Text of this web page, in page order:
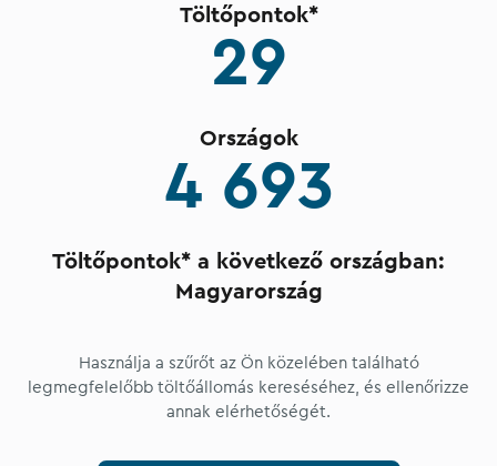
Töltőpontok*
29
Országok
4 693
Töltőpontok* a következő országban:
Magyarország
Használja a szűrőt az Ön közelében található
legmegfelelőbb töltőállomás kereséséhez, és ellenőrizze
annak elérhetőségét.